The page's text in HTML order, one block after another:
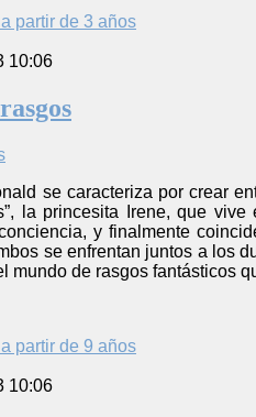
partir de 3 años
10:06
se caracteriza por crear
la princesita Irene, que
y finalmente
se enfrentan juntos a los
mundo de rasgos fantásticos
partir de 9 años
10:06